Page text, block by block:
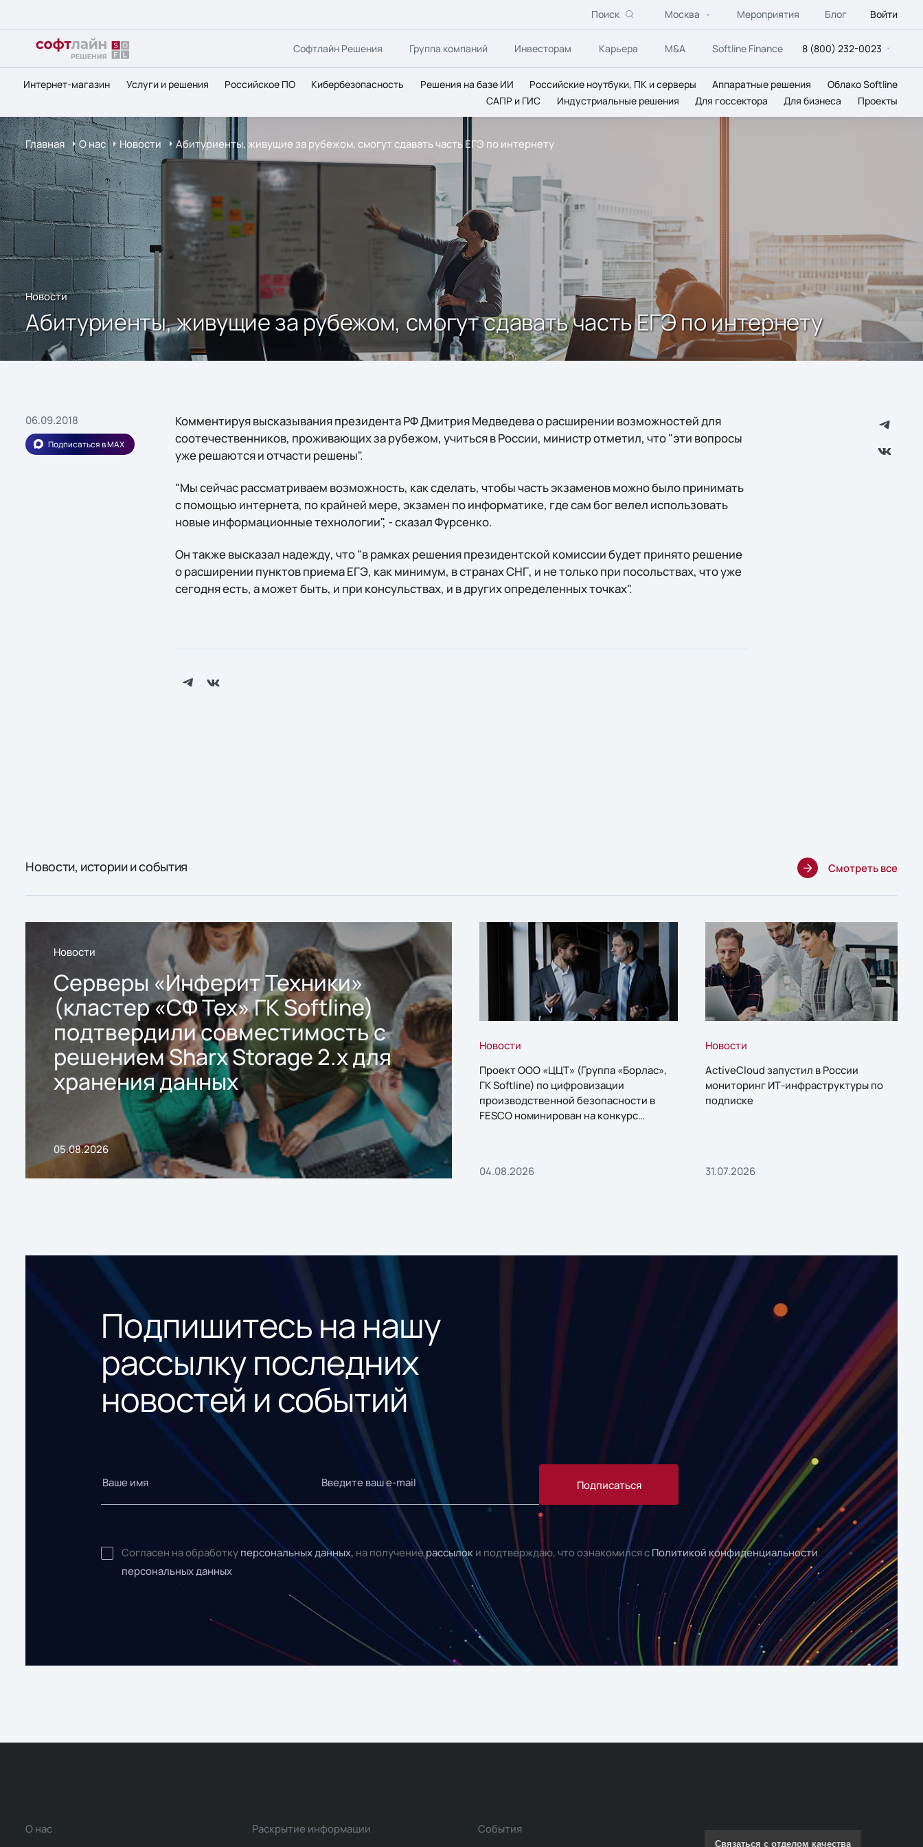
Поиск Москва Мероприятия Блог Войти
Софтлайн Решения Группа компаний Инвесторам Карьера M&A Softline Finance 8 (800) 232-0023
Интернет-магазин Услуги и решения Российское ПО Кибербезопасность Решения на базе ИИ Российские ноутбуки, ПК и серверы Аппаратные решения
Облако Softline
САПР и ГИС
Индустриальные решения Для госсектора Для бизнеса Проекты
Главная О нас Новости Абитуриенты, живущие за рубежом, смогут сдавать часть ЕГЭ по интернету
Новости
Абитуриенты, живущие за рубежом, смогут сдавать часть ЕГЭ по интернету
06.09.2018
Подписаться в MAX
Комментируя высказывания президента РФ Дмитрия Медведева о расширении возможностей для
соотечественников, проживающих за рубежом, учиться в России, министр отметил, что "эти вопросы
уже решаются и отчасти решены".
"Мы сейчас рассматриваем возможность, как сделать, чтобы часть экзаменов можно было принимать
с помощью интернета, по крайней мере, экзамен по информатике, где сам бог велел использовать
новые информационные технологии", - сказал Фурсенко.
Он также высказал надежду, что "в рамках решения президентской комиссии будет принято решение
о расширении пунктов приема ЕГЭ, как минимум, в странах СНГ, и не только при посольствах, что уже
сегодня есть, а может быть, и при консульствах, и в других определенных точках".
Новости, истории и события Смотреть все
Новости
Серверы «Инферит Техники»
(кластер «СФ Тех» ГК Softline)
подтвердили совместимость с
решением Sharx Storage 2.x для
хранения данных
05.08.2026
Новости
Проект ООО «ЦЦТ» (Группа «Борлас»,
ГК Softline) по цифровизации
производственной безопасности в
FESCO номинирован на конкурс
04.08.2026
Новости
ActiveCloud запустил в России
мониторинг ИТ-инфраструктуры по
подписке
31.07.2026
Подпишитесь на нашу
рассылку последних
новостей и событий
Подписаться
Согласен на обработку персональных данных, на получениерассылок и подтверждаю, что ознакомился с Политикой конфиденциальности
персональных данных
О нас
Раскрытие информации
События
Связаться с отделом качества